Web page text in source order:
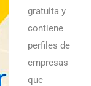
gratuita y
contiene
perfiles de
empresas
que